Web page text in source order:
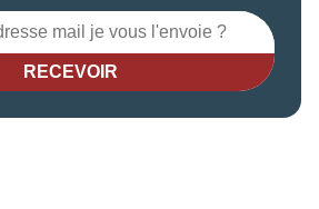
RECEVOIR